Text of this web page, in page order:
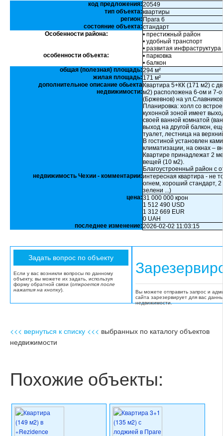
код предложения:20549
тип объекта:квартиры
регион: Прага 6
состояние объекта:стандарт
Особенности района:
• престижный район
• удобный транспорт
• развитая инфраструктура
особенности объекта:
• парковка
• балкон
общая (полезная) площадь:294 м²
жилая площадь: 171 м²
дополнительное описание обьекта
недвижимости:
Квартира 5+КК (171 м2) с
м2) расположена 6-ом и 7-
(Бржевнов) на
Планировка: холл со
кухонной зоной имеет
своей ванной комнатой
выход на другой балкон,
туалет, лестница на
В гостиной установлен
климатизации, на окнах –
Квартире принадлежат 2
вещей (10 м2).
Благоустроенный район с
недвижимость Чехии - комментарии:интересная квартира - не
огнем, хороший стандарт,
зелени ...)
цена:31 000 000 крон
1 512 490 USD
1 312 669 EUR
0 UAH
последнее изменение:2026-02-02 11:03:15
Если у вас возникли вопросы по данному
объекту, вы можете их задать, используя
форму обратной связи (откроется после
нажатия на кнопку).
Вы можете отправить запрос и
сайта зарезервирует для вас
недвижимости.
<<< вернуться к списку <<< выбранных по каталогу объектов
недвижимости
Похожие объекты: